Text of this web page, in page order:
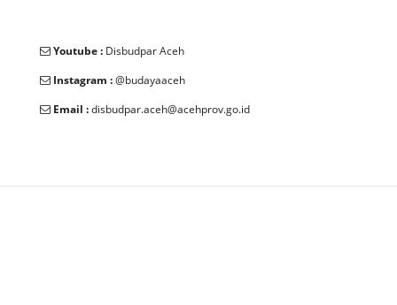
Youtube : Disbudpar Aceh
Instagram :@budayaaceh
Email :disbudpar.aceh@acehprov.go.id